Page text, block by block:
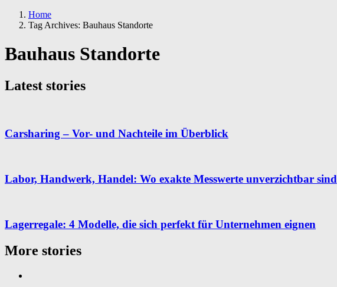
Home
Tag Archives: Bauhaus Standorte
Bauhaus Standorte
Latest stories
Carsharing – Vor- und Nachteile im Überblick
Labor, Handwerk, Handel: Wo exakte Messwerte unverzichtbar sind
Lagerregale: 4 Modelle, die sich perfekt für Unternehmen eignen
More stories